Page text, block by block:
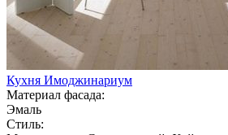
Кухня Имоджинариум
Материал фасада:
Эмаль
Стиль: